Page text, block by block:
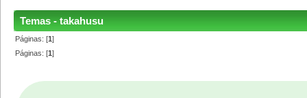
Temas - takahusu
Páginas: [1]
Páginas: [1]